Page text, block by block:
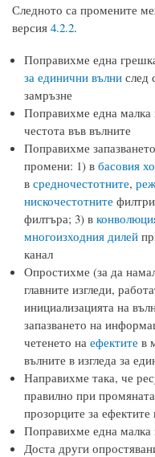
Следното са промените
версия 4.2.2.
Поправихме една
за единични вълни след
замръзне
Поправихме една малка
честота във вълните
Поправихме
промени: 1) в басовия
в средночестотните,
нискочестотните
филтъра; 3) в
многоизходния дилей
канал
Опростихме (за да
главните изгледи,
инициализацията на
запазването на
четенето на ефектите в
вълните в изгледа за
Направихме така, че
правилно при
прозорците за ефектите
Поправихме една малка
Доста други